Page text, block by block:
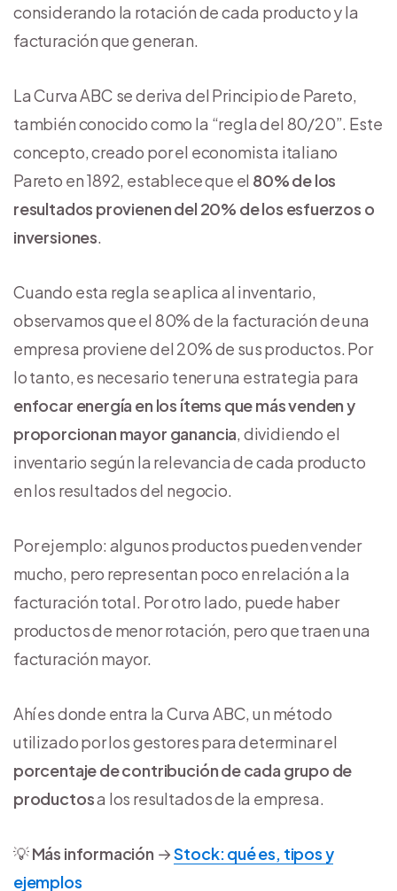
considerando la rotación de cada producto y la
facturación que generan.
La Curva ABC se deriva del Principio de Pareto,
también conocido como la “regla del 80/20”. Este
concepto, creado por el economista italiano
Pareto en 1892, establece que el 80% de los
resultados provienen del 20% de los esfuerzos o
inversiones.
Cuando esta regla se aplica al inventario,
observamos que el 80% de la facturación de una
empresa proviene del 20% de sus productos. Por
lo tanto, es necesario tener una estrategia para
enfocar energía en los ítems que más venden y
proporcionan mayor ganancia, dividiendo el
inventario según la relevancia de cada producto
en los resultados del negocio.
Por ejemplo: algunos productos pueden vender
mucho, pero representan poco en relación a la
facturación total. Por otro lado, puede haber
productos de menor rotación, pero que traen una
facturación mayor.
Ahí es donde entra la Curva ABC, un método
utilizado por los gestores para determinar el
porcentaje de contribución de cada grupo de
productosa los resultados de la empresa.
💡Más información →Stock: qué es, tipos y
ejemplos